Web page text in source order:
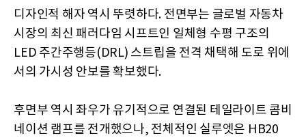
디자인적 해자 역시 뚜렷하다. 전면부는 글로벌 자동차
시장의 최신 패러다임 시프트인 일체형 수평 구조의
LED 주간주행등(DRL) 스트립을 전격 채택해 도로 위에
서의 가시성 안보를 확보했다.
후면부 역시 좌우가 유기적으로 연결된 테일라이트 콤비
네이션 램프를 전개했으나, 전체적인 실루엣은 HB20